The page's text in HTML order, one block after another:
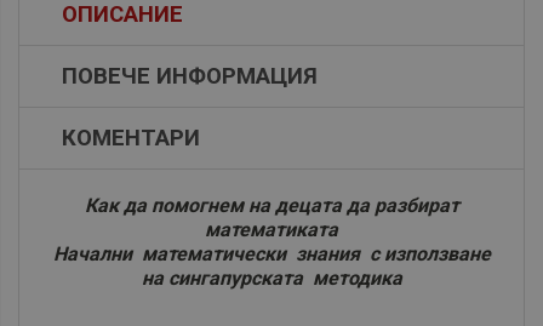
ОПИСАНИЕ
ПОВЕЧЕ ИНФОРМАЦИЯ
КОМЕНТАРИ
Как да помогнем на децата да разбират
математиката
Начални математически знания с използване
на сингапурската методика